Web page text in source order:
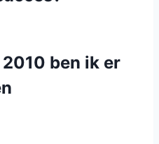
ben ik er